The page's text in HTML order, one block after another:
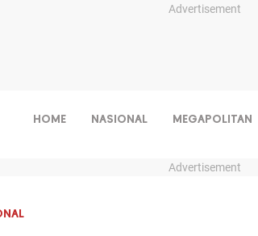
Advertisement
HOME NASIONAL MEGAPOLITAN
Advertisement